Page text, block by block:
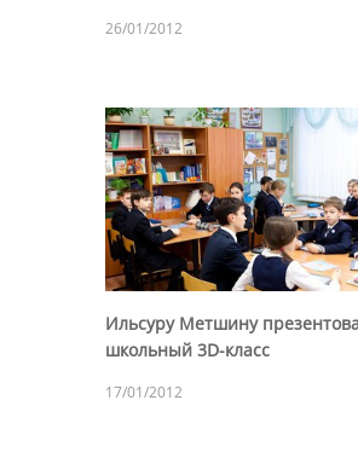
26/01/2012
Ильсуру Метшину
школьный 3D-класс
17/01/2012